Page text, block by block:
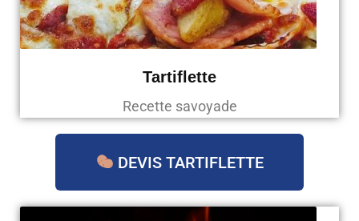
Tartiflette
Recette savoyade
DEVIS TARTIFLETTE